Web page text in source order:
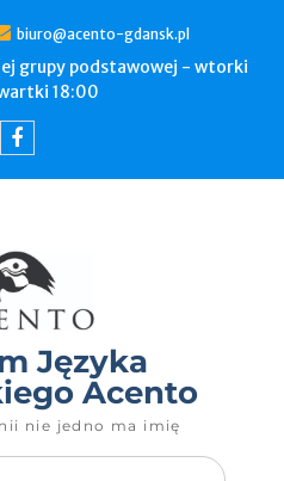
biuro@acento-gdansk.pl
grupy podstawowej - wtorki
18:00
Języka
Acento
nie jedno ma imię